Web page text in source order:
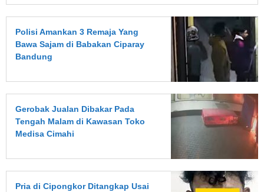
Polisi Amankan 3 Remaja Yang
Bawa Sajam di Babakan Ciparay
Bandung
Gerobak Jualan Dibakar Pada
Tengah Malam di Kawasan Toko
Medisa Cimahi
Pria di Cipongkor Ditangkap Usai